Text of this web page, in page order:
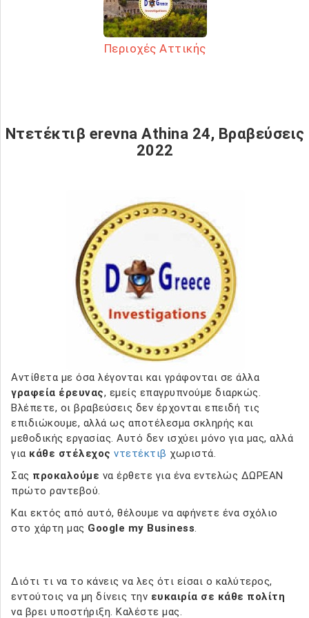
Περιοχές Αττικής
Ντετέκτιβ erevna Athina 24, Βραβεύσεις
2022
Αντίθετα με όσα λέγονται και γράφονται σε άλλα
γραφεία έρευνας, εμείς επαγρυπνούμε διαρκώς.
Βλέπετε, οι βραβεύσεις δεν έρχονται επειδή τις
επιδιώκουμε, αλλά ως αποτέλεσμα σκληρής και
μεθοδικής εργασίας. Αυτό δεν ισχύει μόνο για μας, αλλά
για κάθε στέλεχος ντετέκτιβ χωριστά.
Σας προκαλούμε να έρθετε για ένα εντελώς ΔΩΡΕΑΝ
πρώτο ραντεβού.
Και εκτός από αυτό, θέλουμε να αφήνετε ένα σχόλιο
στο χάρτη μας Google my Business.
Διότι τι να το κάνεις να λες ότι είσαι ο καλύτερος,
εντούτοις να μη δίνεις την ευκαιρία σε κάθε πολίτη
να βρει υποστήριξη. Καλέστε μας.